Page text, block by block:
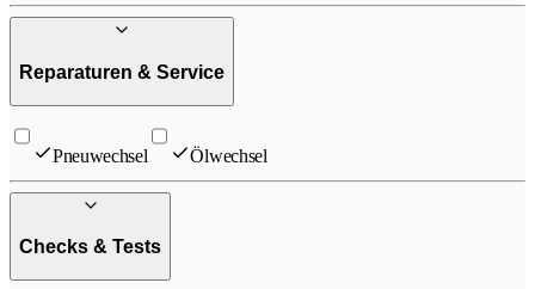
Reparaturen & Service
Pneuwechsel Ölwechsel
Checks & Tests